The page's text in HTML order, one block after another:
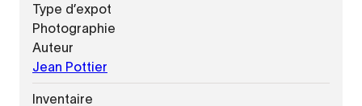
Type d’expot
Photographie
Auteur
Jean Pottier
Inventaire